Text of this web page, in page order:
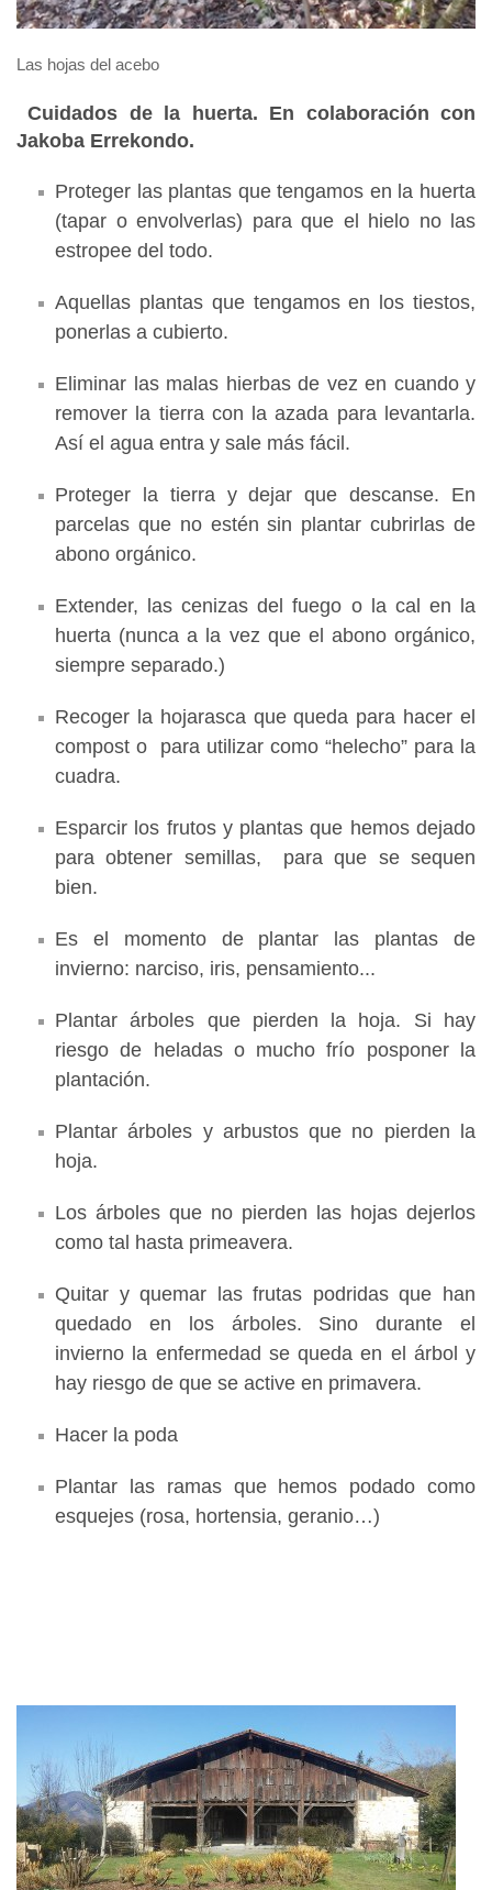
Las hojas del acebo
Cuidados de la huerta. En colaboración con
Jakoba Errekondo.
Proteger las plantas que tengamos en la huerta
(tapar o envolverlas) para que el hielo no las
estropee del todo.
Aquellas plantas que tengamos en los tiestos,
ponerlas a cubierto.
Eliminar las malas hierbas de vez en cuando y
remover la tierra con la azada para levantarla.
Así el agua entra y sale más fácil.
Proteger la tierra y dejar que descanse. En
parcelas que no estén sin plantar cubrirlas de
abono orgánico.
Extender, las cenizas del fuego o la cal en la
huerta (nunca a la vez que el abono orgánico,
siempre separado.)
Recoger la hojarasca que queda para hacer el
compost o para utilizar como “helecho” para la
cuadra.
Esparcir los frutos y plantas que hemos dejado
para obtener semillas, para que se sequen
bien.
Es el momento de plantar las plantas de
invierno: narciso, iris, pensamiento...
Plantar árboles que pierden la hoja. Si hay
riesgo de heladas o mucho frío posponer la
plantación.
Plantar árboles y arbustos que no pierden la
hoja.
Los árboles que no pierden las hojas dejerlos
como tal hasta primeavera.
Quitar y quemar las frutas podridas que han
quedado en los árboles. Sino durante el
invierno la enfermedad se queda en el árbol y
hay riesgo de que se active en primavera.
Hacer la poda
Plantar las ramas que hemos podado como
esquejes (rosa, hortensia, geranio…)